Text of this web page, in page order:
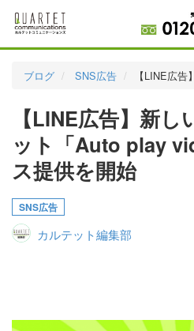
実績・お客様の声
初めて導入をお考えの方
広告代理店・HP制作会社様へ
お問い合わせ
ブログ SNS広告 【LINE広
【LINE広告】新
ット「Auto play
ス提供を開始
SNS広告
カルテット編集部